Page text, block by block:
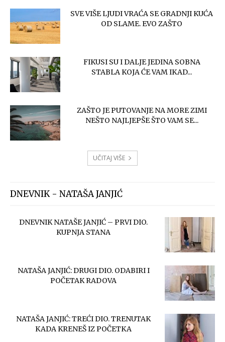
SVE VIŠE LJUDI VRAĆA SE GRADNJI KUĆA
OD SLAME. EVO ZAŠTO
FIKUSI SU I DALJE JEDINA SOBNA
STABLA KOJA ĆE VAM IKAD...
ZAŠTO JE PUTOVANJE NA MORE ZIMI
NEŠTO NAJLJEPŠE ŠTO VAM SE...
UČITAJ VIŠE
DNEVNIK - NATAŠA JANJIĆ
DNEVNIK NATAŠE JANJIĆ – PRVI DIO.
KUPNJA STANA
NATAŠA JANJIĆ: DRUGI DIO. ODABIRI I
POČETAK RADOVA
NATAŠA JANJIĆ: TREĆI DIO. TRENUTAK
KADA KRENEŠ IZ POČETKA